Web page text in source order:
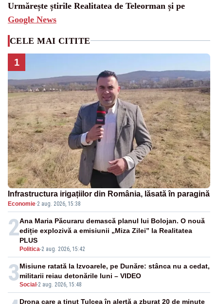
Urmărește știrile Realitatea de Teleorman și pe
Google News
CELE MAI CITITE
1
Infrastructura irigațiilor din România, lăsată în paragină
Economie·2 aug. 2026, 15:38
2
Politica-2 aug. 2026, 15:42
Ana Maria Păcuraru demască planul lui Bolojan. O nouă
ediție explozivă a emisiunii „Miza Zilei” la Realitatea
PLUS
3Social -2 aug. 2026, 15:48
Misiune ratată la Izvoarele, pe Dunăre: stânca nu a cedat,
militarii reiau detonările luni – VIDEO
Drona care a ținut Tulcea în alertă a zburat 20 de minute